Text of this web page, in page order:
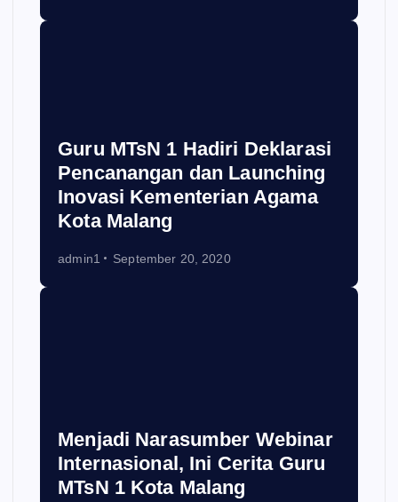
Guru MTsN 1 Hadiri Deklarasi
Pencanangan dan Launching
Inovasi Kementerian Agama
Kota Malang
admin1 September 20, 2020
Menjadi Narasumber Webinar
Internasional, Ini Cerita Guru
MTsN 1 Kota Malang